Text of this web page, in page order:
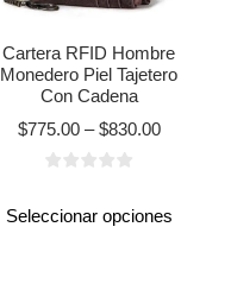
Cartera RFID Hombre
Monedero Piel Tajetero
Con Cadena
$775.00 – $830.00
Seleccionar opciones